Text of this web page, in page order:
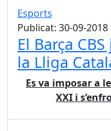
Esports
Publicat: 30-09-2018
El Barça
la Lliga
Es va imposar a
XXI i